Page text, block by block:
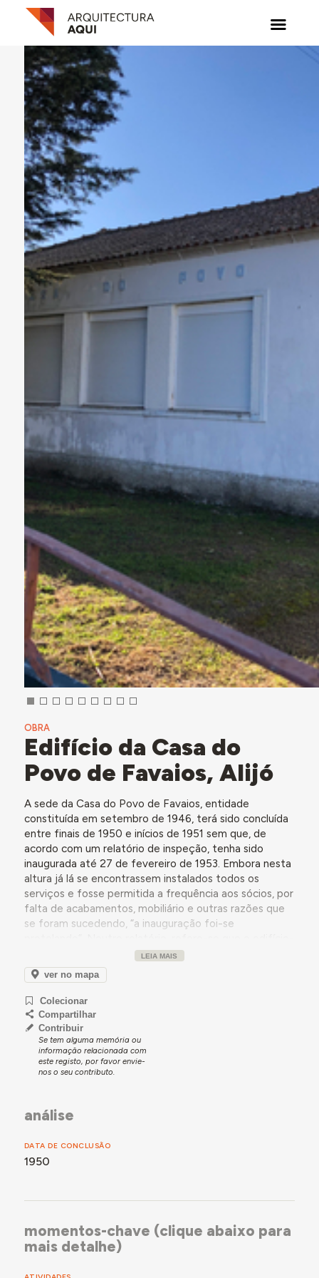
OBRA
Edifício da Casa do
Povo de Favaios, Alijó
A sede da Casa do Povo de Favaios, entidade
constituída em setembro de 1946, terá sido concluída
entre finais de 1950 e inícios de 1951 sem que, de
acordo com um relatório de inspeção, tenha sido
inaugurada até 27 de fevereiro de 1953. Embora nesta
altura já lá se encontrassem instalados todos os
serviços e fosse permitida a frequência aos sócios, por
falta de acabamentos, mobiliário e outras razões que
se foram sucedendo, “a inauguração foi-se
sede é composto por “serviços de secretaria,
consultório médico, sala da Direção, salão recreativo,
sala de arrumações e instalações sanitárias.”
LEIA MAIS
ver no mapa
Colecionar
Compartilhar
Contribuir
Se tem alguma memória ou
informação relacionada com
este registo, por favor envie-
nos o seu contributo.
análise
DATA DE CONCLUSÃO
1950
momentos-chave (clique abaixo para
mais detalhe)